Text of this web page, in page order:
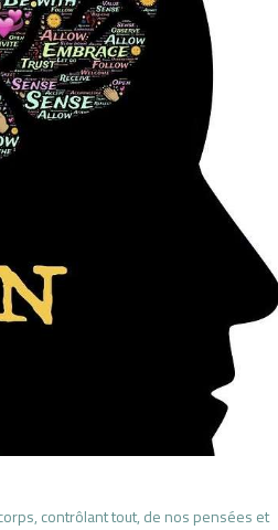
contrôlant tout, de nos pensées et